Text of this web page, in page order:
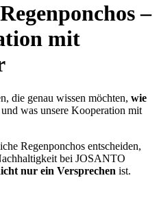
–
mit
die genau wissen möchten, wie
und was unsere Kooperation mit
Regenponchos entscheiden,
bei JOSANTO
nur ein Versprechen ist.